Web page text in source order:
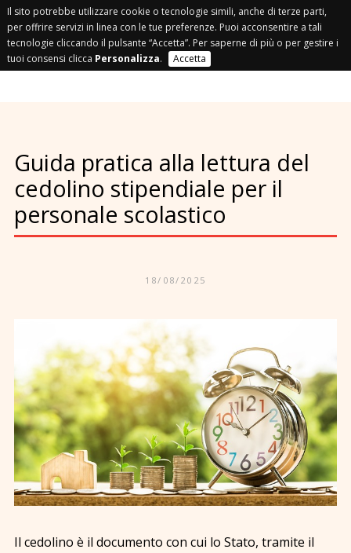
Guida pratica alla lettura del
cedolino stipendiale per il
personale scolastico
18/08/2025
Il cedolino è il documento con cui lo Stato, tramite il
Il sito potrebbe utilizzare cookie o tecnologie simili, anche di terze parti,
per offrire servizi in linea con le tue preferenze. Puoi acconsentire a tali
tecnologie cliccando il pulsante “Accetta”. Per saperne di più o per gestire i
tuoi consensi clicca Personalizza. Accetta